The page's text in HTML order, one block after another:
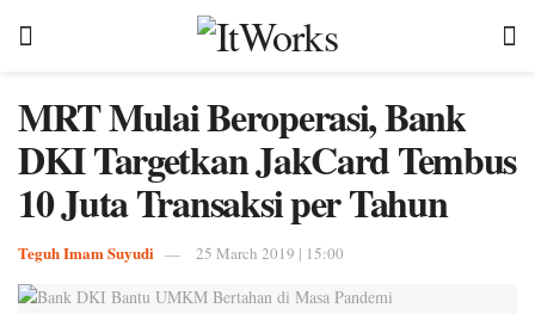
MRT Mulai Beroperasi, Bank
DKI Targetkan JakCard Tembus
10 Juta Transaksi per Tahun
Teguh Imam Suyudi 25 March 2019 | 15:00